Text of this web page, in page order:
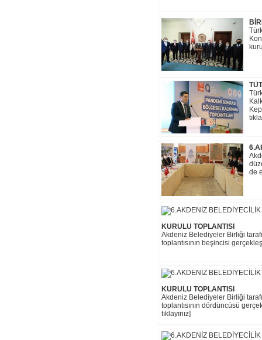
de
KURULU TOPLANTISI
Akdeniz Belediyeler Birliği
toplantısının beşincisi
KURULU TOPLANTISI
Akdeniz Belediyeler Birliği
toplantısının dördüncüsü
tıklayınız]